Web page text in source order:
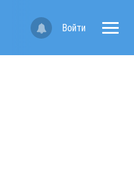
Войти